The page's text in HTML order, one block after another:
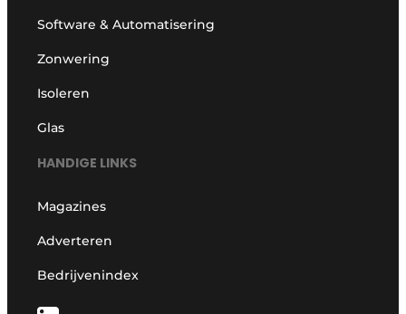
Software & Automatisering
Zonwering
Isoleren
Glas
HANDIGE LINKS
Magazines
Adverteren
Bedrijvenindex